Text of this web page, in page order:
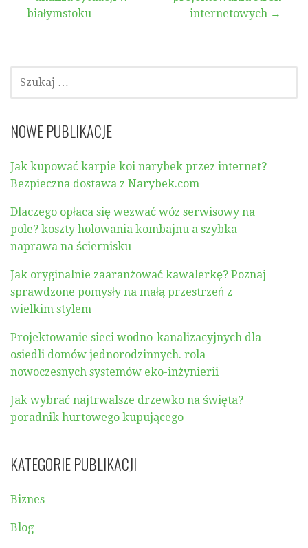
wpisu
białymstoku
internetowych →
SZUKAJ:
NOWE PUBLIKACJE
Jak kupować karpie koi narybek przez internet?
Bezpieczna dostawa z Narybek.com
Dlaczego opłaca się wezwać wóz serwisowy na
pole? koszty holowania kombajnu a szybka
naprawa na ściernisku
Jak oryginalnie zaaranżować kawalerkę? Poznaj
sprawdzone pomysły na małą przestrzeń z
wielkim stylem
Projektowanie sieci wodno-kanalizacyjnych dla
osiedli domów jednorodzinnych. rola
nowoczesnych systemów eko-inżynierii
Jak wybrać najtrwalsze drzewko na święta?
poradnik hurtowego kupującego
KATEGORIE PUBLIKACJI
Biznes
Blog